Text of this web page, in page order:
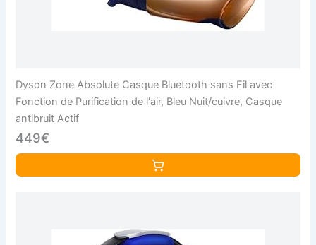
Dyson Zone Absolute Casque Bluetooth sans Fil avec
Fonction de Purification de l'air, Bleu Nuit/cuivre, Casque
antibruit Actif
449€